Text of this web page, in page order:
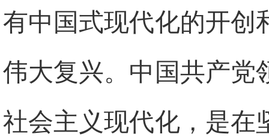
有中国式现代化的开创
伟大复兴。中国共产党
社会主义现代化，是在